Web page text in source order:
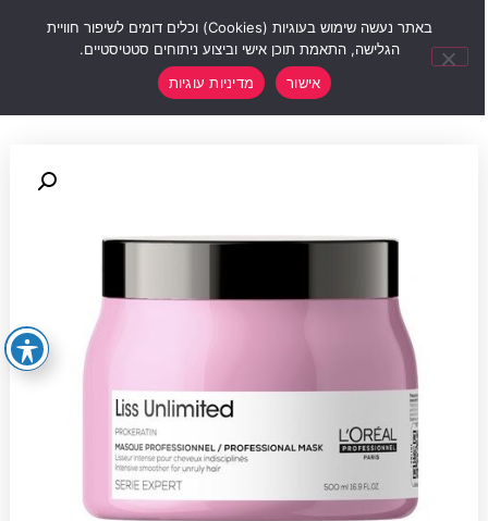
באתר נעשה שימוש בעוגיות (Cookies) וכלים דומים לשיפור חוויית
הגלישה, התאמת תוכן אישי וביצוע ניתוחים סטטיסטיים.
אישור
מדיניות עוגיות